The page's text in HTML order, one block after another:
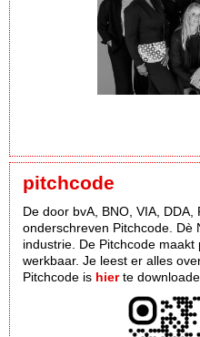
pitchcode
De door bvA, BNO, VIA, DDA,
onderschreven Pitchcode. Dè
industrie. De Pitchcode
werkbaar. Je leest er alles
Pitchcode is hierte